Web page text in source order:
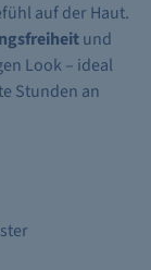
auf der Haut.
und
Look – ideal
Stunden an